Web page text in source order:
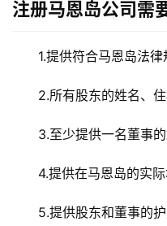
注册马恩岛公司需
1.提供符合马恩岛法律
2.所有股东的姓名、
3.至少提供一名董事
4.提供在马恩岛的实
5.提供股东和董事的护